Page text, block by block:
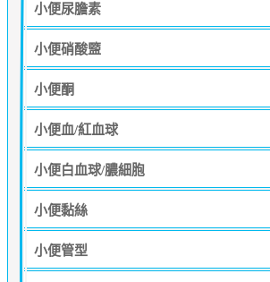
小便尿膽素
小便硝酸盬
小便酮
小便血/紅血球
小便白血球/膿細胞
小便黏絲
小便管型